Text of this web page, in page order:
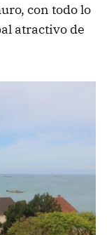
con todo lo
atractivo de